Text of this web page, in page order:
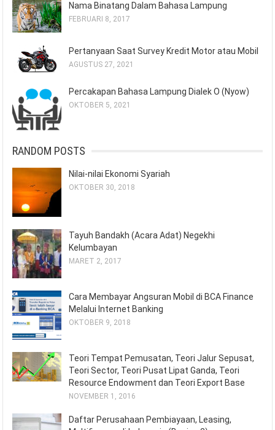
Nama Binatang Dalam Bahasa Lampung
FEBRUARI 8, 2017
Pertanyaan Saat Survey Kredit Motor atau Mobil
AGUSTUS 27, 2021
Percakapan Bahasa Lampung Dialek O (Nyow)
OKTOBER 5, 2021
RANDOM POSTS
Nilai-nilai Ekonomi Syariah
OKTOBER 30, 2018
Tayuh Bandakh (Acara Adat) Negekhi
Kelumbayan
MARET 2, 2017
Cara Membayar Angsuran Mobil di BCA Finance
Melalui Internet Banking
OKTOBER 9, 2018
Teori Tempat Pemusatan, Teori Jalur Sepusat,
Teori Sector, Teori Pusat Lipat Ganda, Teori
Resource Endowment dan Teori Export Base
NOVEMBER 1, 2016
Daftar Perusahaan Pembiayaan, Leasing,